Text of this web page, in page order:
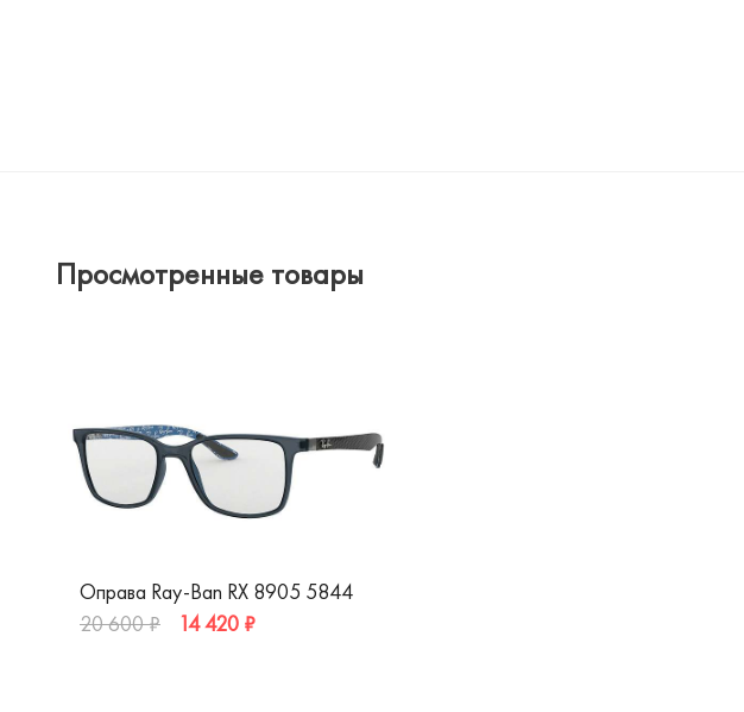
Просмотренные товары
Оправа Ray-Ban RX 8905 5844
20 600 ₽
14 420 ₽